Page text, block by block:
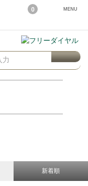
0 MENU
新着順